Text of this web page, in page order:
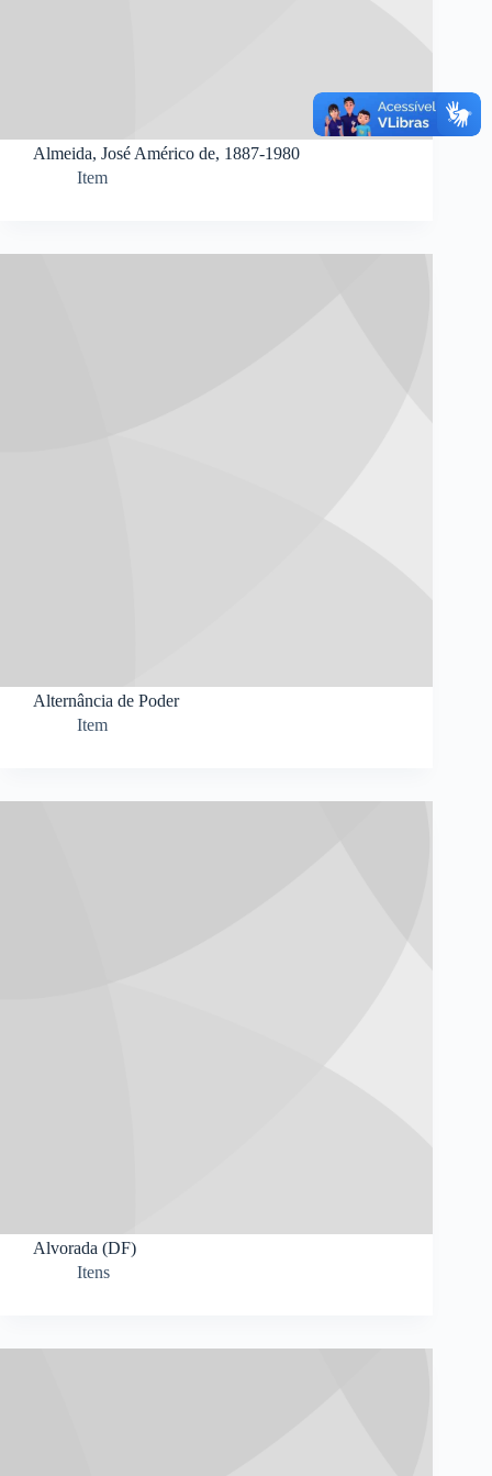
Almeida, José Américo de, 1887-1980
Item
Alternância de Poder
Item
Alvorada (DF)
Itens